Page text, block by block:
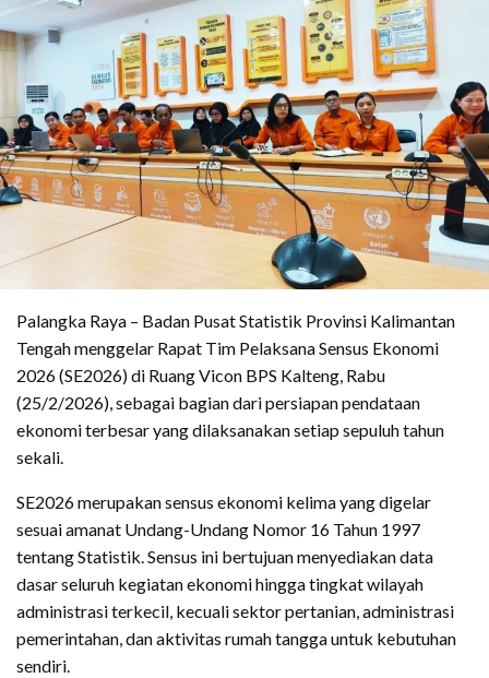
Palangka Raya – Badan Pusat Statistik Provinsi Kalimantan
Tengah menggelar Rapat Tim Pelaksana Sensus Ekonomi
2026 (SE2026) di Ruang Vicon BPS Kalteng, Rabu
(25/2/2026), sebagai bagian dari persiapan pendataan
ekonomi terbesar yang dilaksanakan setiap sepuluh tahun
sekali.
SE2026 merupakan sensus ekonomi kelima yang digelar
sesuai amanat Undang-Undang Nomor 16 Tahun 1997
tentang Statistik. Sensus ini bertujuan menyediakan data
dasar seluruh kegiatan ekonomi hingga tingkat wilayah
administrasi terkecil, kecuali sektor pertanian, administrasi
pemerintahan, dan aktivitas rumah tangga untuk kebutuhan
sendiri.